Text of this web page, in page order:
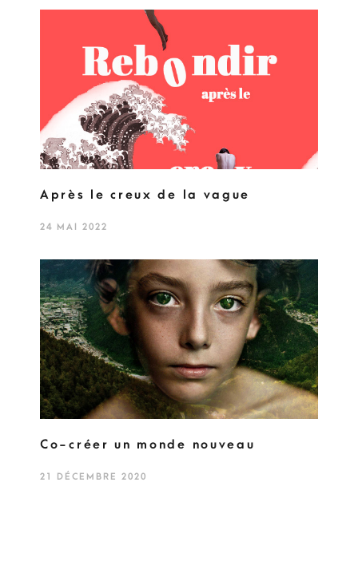
Après le creux de la vague
24 MAI 2022
Co-créer un monde nouveau
21 DÉCEMBRE 2020